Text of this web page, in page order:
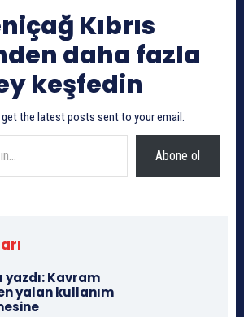
Kıbrıs
daha fazla
keşfedin
the latest posts sent to your email.
Abone ol
yazdı: Kavram
yalan kullanım